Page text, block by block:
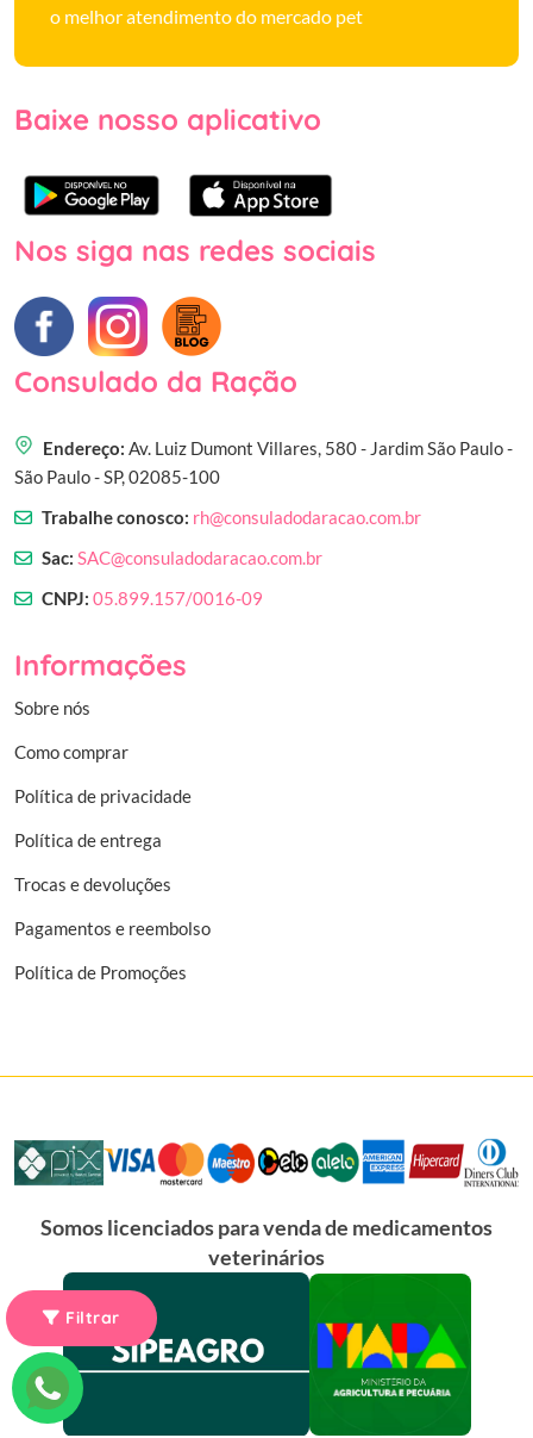
Filtrar
o melhor atendimento do mercado pet
Baixe nosso aplicativo
Nos siga nas redes sociais
Consulado da Ração
Endereço: Av. Luiz Dumont Villares, 580 - Jardim São Paulo -
São Paulo - SP, 02085-100
Trabalhe conosco: rh@consuladodaracao.com.br
Sac: SAC@consuladodaracao.com.br
CNPJ: 05.899.157/0016-09
Informações
Sobre nós
Como comprar
Política de privacidade
Política de entrega
Trocas e devoluções
Pagamentos e reembolso
Política de Promoções
Somos licenciados para venda de medicamentos
veterinários